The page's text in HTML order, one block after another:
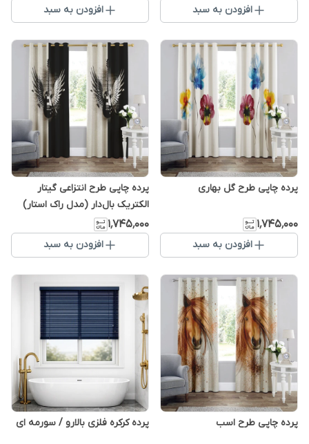
افزودن به سبد افزودن به سبد
پرده چاپی طرح گل بهاری
۱٬۷۴۵٬۰۰۰
افزودن به سبد
پرده چاپی طرح انتزاعی گیتار
الکتریک بال‌دار (مدل راک استار)
۱٬۷۴۵٬۰۰۰
افزودن به سبد
پرده چاپی طرح اسب پرده کرکره فلزی بالارو / سورمه ای